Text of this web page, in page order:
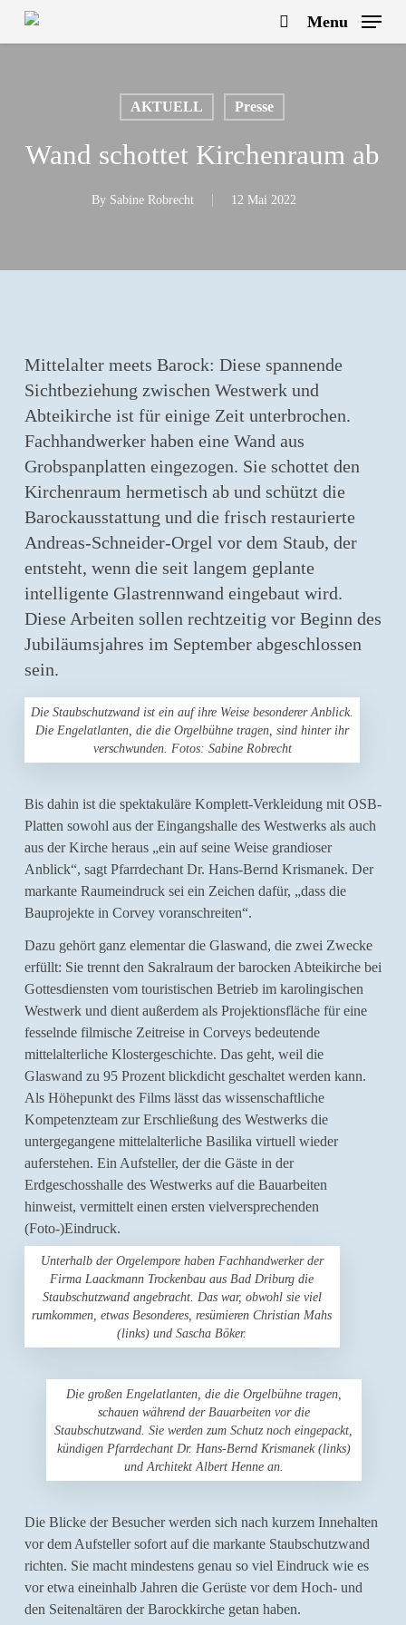
Skip
search
Menu
AKTUELL Presse
Wand schottet Kirchenraum ab
By Sabine Robrecht 12 Mai 2022
Mittelalter meets Barock: Diese spannende
Sichtbeziehung zwischen Westwerk und
Abteikirche ist für einige Zeit unterbrochen.
Fachhandwerker haben eine Wand aus
Grobspanplatten eingezogen. Sie schottet den
Kirchenraum hermetisch ab und schützt die
Barockausstattung und die frisch restaurierte
Andreas-Schneider-Orgel vor dem Staub, der
entsteht, wenn die seit langem geplante
intelligente Glastrennwand eingebaut wird.
Diese Arbeiten sollen rechtzeitig vor Beginn des
Jubiläumsjahres im September abgeschlossen
sein.
Die Staubschutzwand ist ein auf ihre Weise besonderer Anblick.
Die Engelatlanten, die die Orgelbühne tragen, sind hinter ihr
verschwunden. Fotos: Sabine Robrecht
Bis dahin ist die spektakuläre Komplett-Verkleidung mit OSB-
Platten sowohl aus der Eingangshalle des Westwerks als auch
aus der Kirche heraus „ein auf seine Weise grandioser
Anblick“, sagt Pfarrdechant Dr. Hans-Bernd Krismanek. Der
markante Raumeindruck sei ein Zeichen dafür, „dass die
Bauprojekte in Corvey voranschreiten“.
Dazu gehört ganz elementar die Glaswand, die zwei Zwecke
erfüllt: Sie trennt den Sakralraum der barocken Abteikirche bei
Gottesdiensten vom touristischen Betrieb im karolingischen
Westwerk und dient außerdem als Projektionsfläche für eine
fesselnde filmische Zeitreise in Corveys bedeutende
mittelalterliche Klostergeschichte. Das geht, weil die
Glaswand zu 95 Prozent blickdicht geschaltet werden kann.
Als Höhepunkt des Films lässt das wissenschaftliche
Kompetenzteam zur Erschließung des Westwerks die
untergegangene mittelalterliche Basilika virtuell wieder
auferstehen. Ein Aufsteller, der die Gäste in der
Erdgeschosshalle des Westwerks auf die Bauarbeiten
hinweist, vermittelt einen ersten vielversprechenden
(Foto-)Eindruck.
Unterhalb der Orgelempore haben Fachhandwerker der
Firma Laackmann Trockenbau aus Bad Driburg die
Staubschutzwand angebracht. Das war, obwohl sie viel
rumkommen, etwas Besonderes, resümieren Christian Mahs
(links) und Sascha Böker.
Die großen Engelatlanten, die die Orgelbühne tragen,
schauen während der Bauarbeiten vor die
Staubschutzwand. Sie werden zum Schutz noch eingepackt,
kündigen Pfarrdechant Dr. Hans-Bernd Krismanek (links)
und Architekt Albert Henne an.
Die Blicke der Besucher werden sich nach kurzem Innehalten
vor dem Aufsteller sofort auf die markante Staubschutzwand
richten. Sie macht mindestens genau so viel Eindruck wie es
vor etwa eineinhalb Jahren die Gerüste vor dem Hoch- und
den Seitenaltären der Barockkirche getan haben.